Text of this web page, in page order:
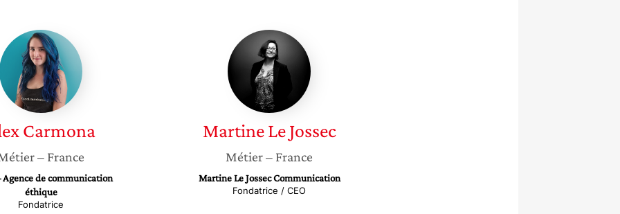
Alex
Carmona
Carmona
– France
Agence de communication
éthique
Fondatrice
Martine
Le
Jossec
Martine Le Jossec
Métier– France
Martine Le Jossec Communication
Fondatrice / CEO